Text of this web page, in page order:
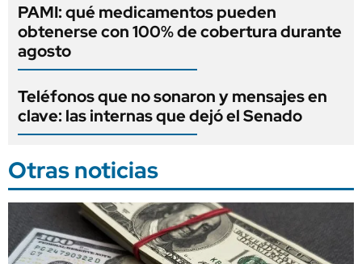
PAMI: qué medicamentos pueden
obtenerse con 100% de cobertura durante
agosto
Teléfonos que no sonaron y mensajes en
clave: las internas que dejó el Senado
Otras noticias